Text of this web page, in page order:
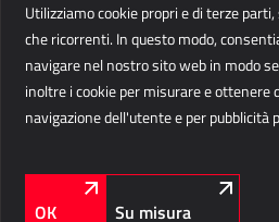
LAVORO SUL CAMPO
AllForFieldService
AllForFieldSales
Dynamics 365 Field Service
SERVIZI PUBBLICI
Contattaci
Utilizziamo cookie propri e di terze
che ricorrenti. In questo modo,
navigare nel nostro sito web in modo
inoltre i cookie per misurare e ottenere
navigazione dell'utente e per pubblicità
OK Su misura